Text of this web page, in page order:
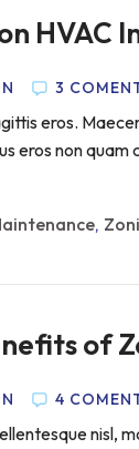
HVAC
3
eros.
eros non
,
of
4
nisl,